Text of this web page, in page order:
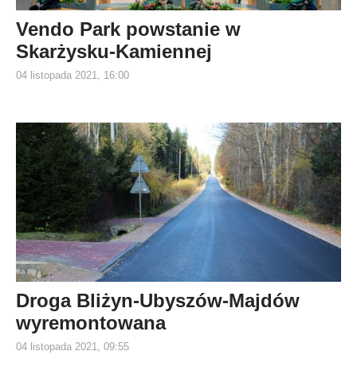
Vendo Park powstanie w
Skarżysku-Kamiennej
04 listopada 2021, 16:00
Droga Bliżyn-Ubyszów-Majdów
wyremontowana
04 listopada 2021, 09:55